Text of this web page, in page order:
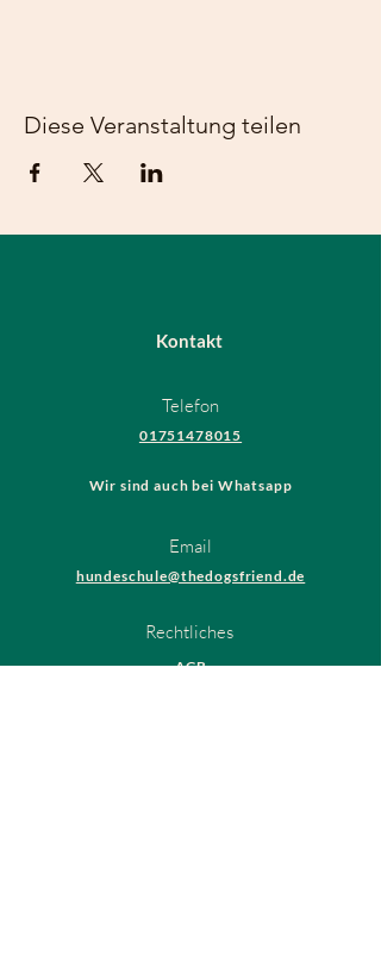
Diese Veranstaltung teilen
Kontakt
Telefon
01751478015
Wir sind auch bei Whatsapp
Email
hundeschule@thedogsfriend.de
Rechtliches
AGB